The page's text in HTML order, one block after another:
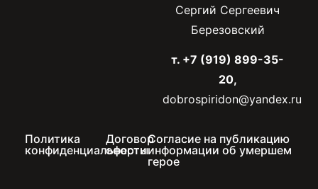
Сергий Сергеевич
Березовский
т. +7 (919) 899-35-
20,
dobrospiridon@yandex.ru
Политика
конфиденциальности
Договор
оферты
Согласие на публикацию
информации об умершем
герое